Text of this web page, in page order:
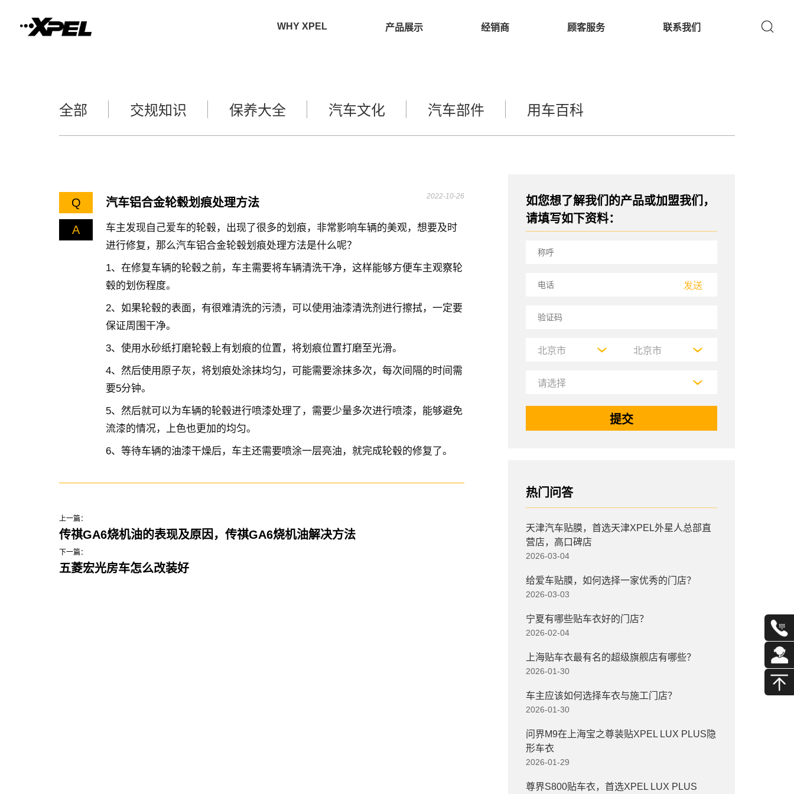
WHY XPEL 产品展示 经销商 顾客服务 联系我们
全部 交规知识 保养大全 汽车文化 汽车部件 用车百科
Q 汽车铝合金轮毂划痕处理方法 2022-10-26
A
车主发现自己爱车的轮毂，出现了很多的划痕，非常影响车辆的美观，想要及时
进行修复，那么汽车铝合金轮毂划痕处理方法是什么呢？
1、在修复车辆的轮毂之前，车主需要将车辆清洗干净，这样能够方便车主观察轮
毂的划伤程度。
2、如果轮毂的表面，有很难清洗的污渍，可以使用油漆清洗剂进行擦拭，一定要
保证周围干净。
3、使用水砂纸打磨轮毂上有划痕的位置，将划痕位置打磨至光滑。
4、然后使用原子灰，将划痕处涂抹均匀，可能需要涂抹多次，每次间隔的时间需
要5分钟。
5、然后就可以为车辆的轮毂进行喷漆处理了，需要少量多次进行喷漆，能够避免
流漆的情况，上色也更加的均匀。
6、等待车辆的油漆干燥后，车主还需要喷涂一层亮油，就完成轮毂的修复了。
上一篇：
传祺GA6烧机油的表现及原因，传祺GA6烧机油解决方法
下一篇：
五菱宏光房车怎么改装好
如您想了解我们的产品或加盟我们，
请填写如下资料：
发送
热门问答
天津汽车贴膜，首选天津XPEL外星人总部直
营店，高口碑店
2026-03-04
给爱车贴膜，如何选择一家优秀的门店？
2026-03-03
宁夏有哪些贴车衣好的门店？
2026-02-04
上海贴车衣最有名的超级旗舰店有哪些？
2026-01-30
车主应该如何选择车衣与施工门店？
2026-01-30
问界M9在上海宝之尊装贴XPEL LUX PLUS隐
形车衣
2026-01-29
尊界S800贴车衣，首选XPEL LUX PLUS